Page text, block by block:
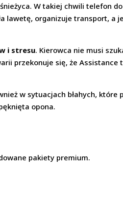
W takiej chwili telefon
lawetę, organizuje transport, a
i stresu. Kierowca nie musi
przekonuje się, że Assistance
w sytuacjach błahych, które
opona.
pakiety premium.